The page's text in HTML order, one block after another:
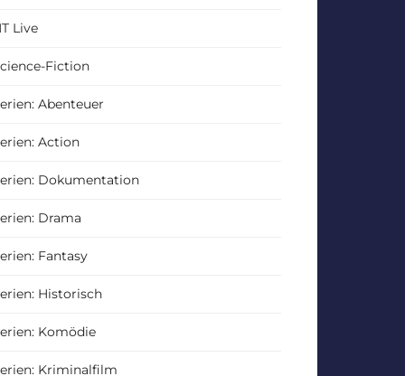
Live
Fiction
Abenteuer
Action
Dokumentation
Drama
Fantasy
Historisch
Komödie
Kriminalfilm